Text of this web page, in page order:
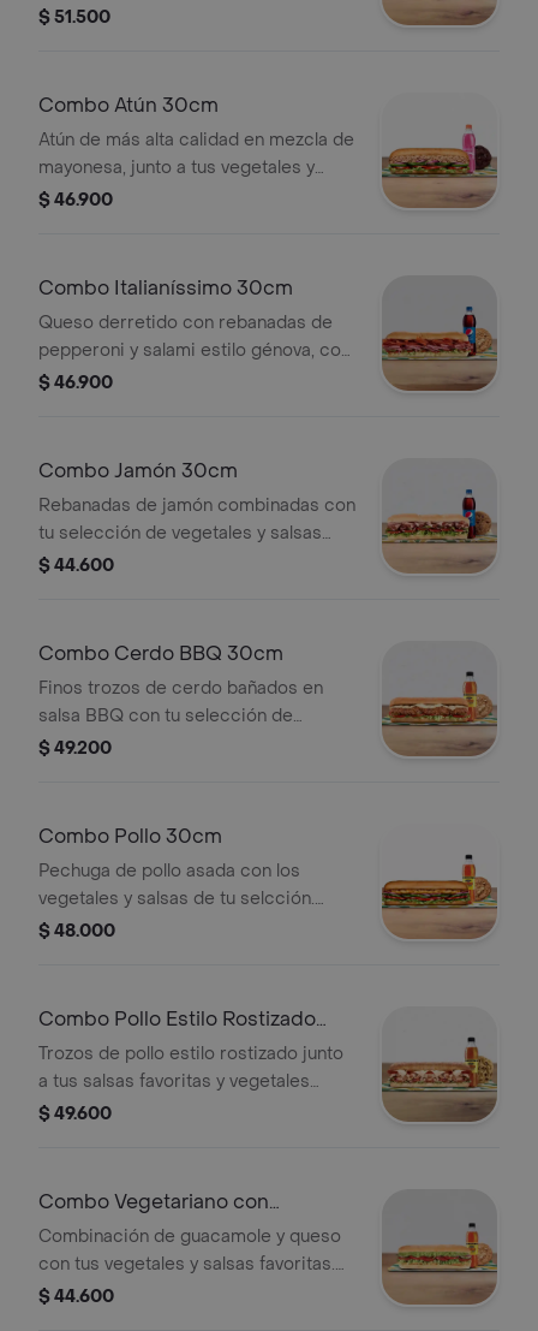
vegetales que elijas. Llévalo combo
$ 51.500
Combo Atún 30cm
Atún de más alta calidad en mezcla de
mayonesa, junto a tus vegetales y
salsas de preferencia. Llévalo combo
$ 46.900
Combo Italianíssimo 30cm
Queso derretido con rebanadas de
pepperoni y salami estilo génova, con
tu vegetales y salsas de preferencia.
$ 46.900
Combo Jamón 30cm
Rebanadas de jamón combinadas con
tu selección de vegetales y salsas
favoritas. Llévalo combo con bebida
$ 44.600
Combo Cerdo BBQ 30cm
Finos trozos de cerdo bañados en
salsa BBQ con tu selección de
vegetales y salsas. Llévalo combo con
$ 49.200
Combo Pollo 30cm
Pechuga de pollo asada con los
vegetales y salsas de tu selcción.
Llévalo combo con bebida más
$ 48.000
Combo Pollo Estilo Rostizado
30cm
Trozos de pollo estilo rostizado junto
a tus salsas favoritas y vegetales
frescos. Llévalo combo con bebida
$ 49.600
Combo Vegetariano con
Guacamole 30cm
Combinación de guacamole y queso
con tus vegetales y salsas favoritas.
Llévalo combo con bebida más
$ 44.600